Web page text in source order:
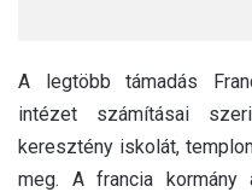
A legtöbb támadás
intézet számításai
keresztény iskolát,
meg. A francia kormány